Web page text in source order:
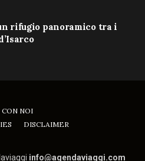
rifugio panoramico tra i
NOI
DISCLAIMER
info@agendaviaggi.com